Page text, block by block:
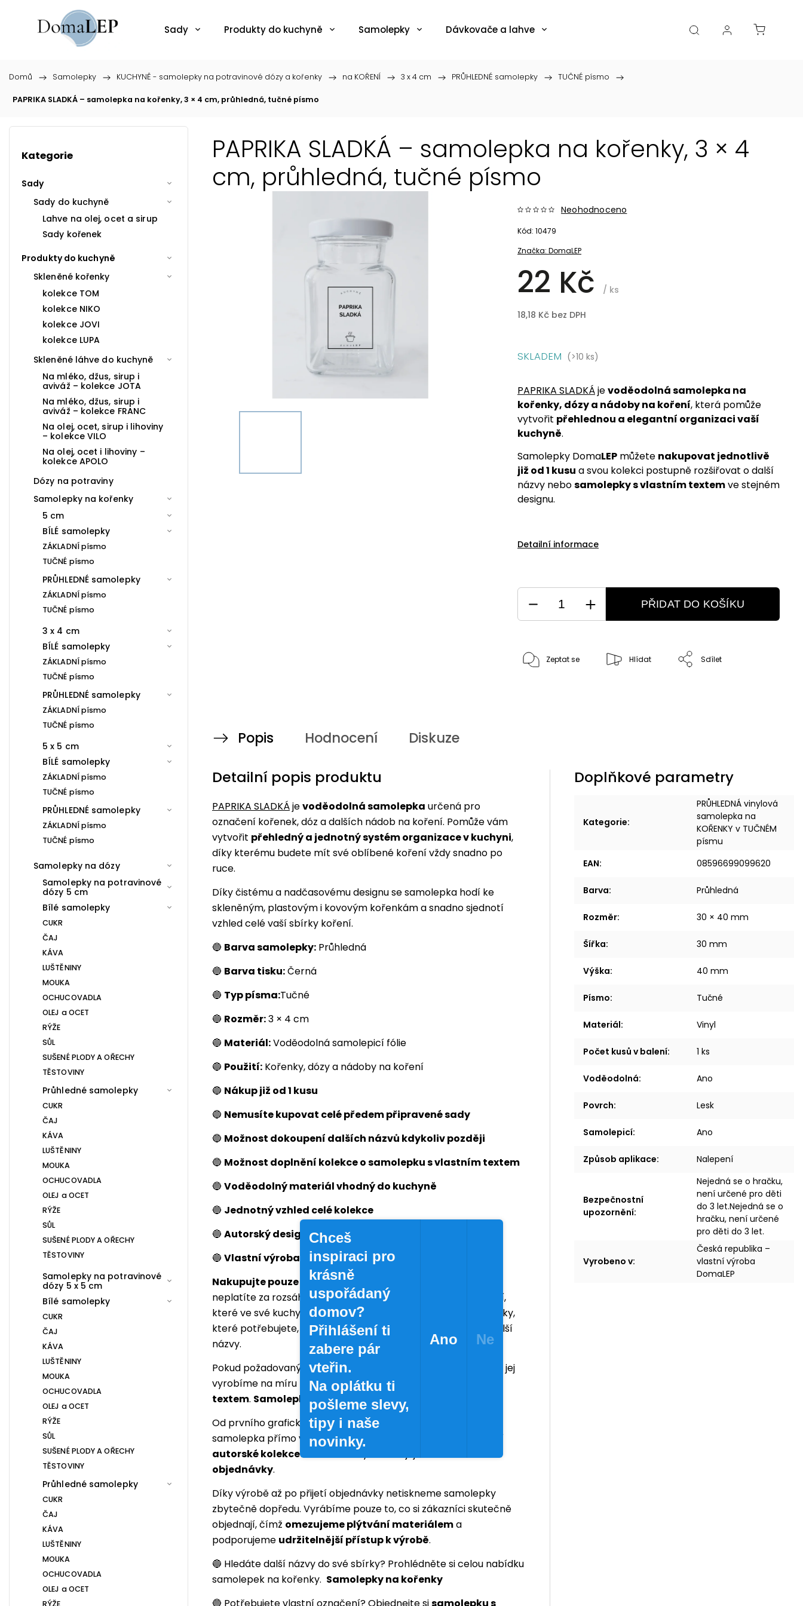
Sady Produkty do kuchyně Samolepky Dávkovače a lahve Boxy, dózy, kořenky, skleničky Akce
Domů / Samolepky / KUCHYNĚ - samolepky na potravinové dózy a kořenky / na KOŘENÍ / 3 x 4 cm / PRŮHLEDNÉ samolepky / TUČNÉ písmo /
PAPRIKA SLADKÁ – samolepka na kořenky, 3 × 4 cm, průhledná, tučné písmo
Kategorie
Sady
Sady do kuchyně
Lahve na olej, ocet a sirup
Sady kořenek
Produkty do kuchyně
Skleněné kořenky
kolekce TOM
kolekce NIKO
kolekce JOVI
kolekce LUPA
Skleněné láhve do kuchyně
Na mléko, džus, sirup i
aviváž – kolekce JOTA
Na mléko, džus, sirup i
aviváž – kolekce FRANC
Na olej, ocet, sirup i lihoviny
– kolekce VILO
Na olej, ocet i lihoviny –
kolekce APOLO
Dózy na potraviny
Samolepky na kořenky
5 cm
BÍLÉ samolepky
ZÁKLADNÍ písmo
TUČNÉ písmo
PRŮHLEDNÉ samolepky
ZÁKLADNÍ písmo
TUČNÉ písmo
3 x 4 cm
BÍLÉ samolepky
ZÁKLADNÍ písmo
TUČNÉ písmo
PRŮHLEDNÉ samolepky
ZÁKLADNÍ písmo
TUČNÉ písmo
5 x 5 cm
BÍLÉ samolepky
ZÁKLADNÍ písmo
TUČNÉ písmo
PRŮHLEDNÉ samolepky
ZÁKLADNÍ písmo
TUČNÉ písmo
Samolepky na dózy
Samolepky na potravinové
dózy 5 cm
Bílé samolepky
CUKR
ČAJ
KÁVA
LUŠTĚNINY
MOUKA
OCHUCOVADLA
OLEJ a OCET
RÝŽE
SŮL
SUŠENÉ PLODY A OŘECHY
TĚSTOVINY
Průhledné samolepky
CUKR
ČAJ
KÁVA
LUŠTĚNINY
MOUKA
OCHUCOVADLA
OLEJ a OCET
RÝŽE
SŮL
SUŠENÉ PLODY A OŘECHY
TĚSTOVINY
Samolepky na potravinové
dózy 5 x 5 cm
Bílé samolepky
CUKR
ČAJ
KÁVA
LUŠTĚNINY
MOUKA
OCHUCOVADLA
OLEJ a OCET
RÝŽE
SŮL
SUŠENÉ PLODY A OŘECHY
TĚSTOVINY
Průhledné samolepky
CUKR
ČAJ
KÁVA
LUŠTĚNINY
MOUKA
OCHUCOVADLA
OLEJ a OCET
RÝŽE
PAPRIKA SLADKÁ – samolepka na kořenky, 3 × 4
cm, průhledná, tučné písmo
Značka: DomaLEP
Neohodnoceno
22 Kč / ks
18,18 Kč bez DPH
Kód: 10479
PAPRIKA SLADKÁjevoděodolná samolepka na
kořenky, dózy a nádoby na koření, která pomůže
vytvořit přehlednou a elegantní organizaci vaší
kuchyně.
Samolepky DomaLEP můžete nakupovat jednotlivě
již od 1 kusu a svou kolekci postupně rozšiřovat o další
názvy nebosamolepky s vlastním textemve stejném
designu.
Detailní informace
SKLADEM (>10 ks)
PŘIDAT DO KOŠÍKU
Zeptat se Hlídat Sdílet
Popis Hodnocení Diskuze
Detailní popis produktu
PAPRIKA SLADKÁjevoděodolná samolepka určená pro
označení kořenek, dóz a dalších nádob na koření. Pomůže vám
vytvořit přehledný a jednotný systém organizace v kuchyni,
díky kterému budete mít své oblíbené koření vždy snadno po
ruce.
Díky čistému a nadčasovému designu se samolepka hodí ke
skleněným, plastovým i kovovým kořenkám a snadno sjednotí
vzhled celé vaší sbírky koření.
🔵 Barva samolepky: Průhledná
🔵 Barva tisku:Černá
🔵 Typ písma:Tučné
🔵 Rozměr:3 × 4 cm
🔵 Materiál:Voděodolná samolepicí fólie
🔵 Použití: Kořenky, dózy a nádoby na koření
🔵 Nákup již od 1 kusu
🔵 Nemusíte kupovat celé předem připravené sady
🔵 Možnost dokoupení dalších názvů kdykoliv později
🔵 Možnost doplnění kolekce o samolepku s vlastním textem
🔵 Voděodolný materiál vhodný do kuchyně
🔵 Jednotný vzhled celé kolekce
🔵 Autorský design DomaLEP
🔵 Vlastní výroba v České republice
Nakupujte pouze to, co skutečně využijete.
neplatíte za rozsáhlé sady samolepek obsahující druhy koření,
které ve své kuchyni nepoužíváte. Vyberete si pouze samolepky,
které potřebujete, a svou kolekci můžete kdykoliv rozšířit o další
názvy.
Pokud požadovaný druh koření v nabídce nenajdete, rádi vám jej
vyrobíme na míru prostřednictvímsamolepky s vlastním
textem. Samolepky na kořenky s vlastním textem
Od prvního grafického návrhu až po finální tisk vzniká tato
samolepka přímo v ateliéru Doma
. Každý motiv je součástí
autorské kolekceDoma a vyrábíme jej
objednávky.
Díky výrobě až po přijetí objednávky netiskneme samolepky
zbytečně dopředu. Vyrábíme pouze to, co si zákazníci skutečně
objednají, čímž omezujeme plýtvání materiálema
podporujeme udržitelnější přístup k výrobě.
🔵 Hledáte další názvy do své sbírky? Prohlédněte si celou nabídku
samolepek na kořenky. Samolepky na kořenky
🔵 Potřebujete vlastní označení? Objednejte sisamolepku s
Doplňkové parametry
Kategorie:
PRŮHLEDNÁ vinylová
samolepka na
KOŘENKY v TUČNÉM
písmu
EAN: 08596699099620
Barva: Průhledná
Rozměr: 30 × 40 mm
Šířka: 30 mm
Výška: 40 mm
Písmo: Tučné
Materiál: Vinyl
Počet kusů v balení: 1 ks
Voděodolná: Ano
Povrch: Lesk
Samolepicí: Ano
Způsob aplikace: Nalepení
Bezpečnostní
upozornění:
Nejedná se o hračku,
není určené pro děti
do 3 let.Nejedná se o
hračku, není určené
pro děti do 3 let.
Vyrobeno v:
Česká republika –
vlastní výroba
DomaLEP
Chceš
inspiraci pro
krásně
uspořádaný
domov?
Přihlášení ti
zabere pár
vteřin.
Na oplátku ti
pošleme slevy,
tipy i naše
novinky.
Ano Ne